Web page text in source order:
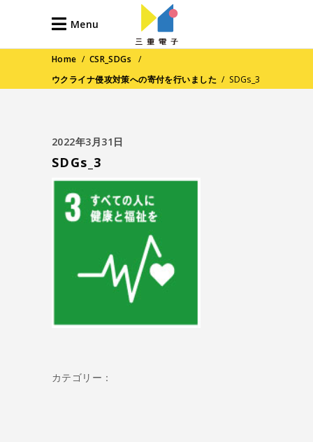
Menu
Home / CSR_SDGs
/
ウクライナ侵攻対策への寄付を行いました / SDGs_3
2022年3月31日
SDGs_3
カテゴリー：